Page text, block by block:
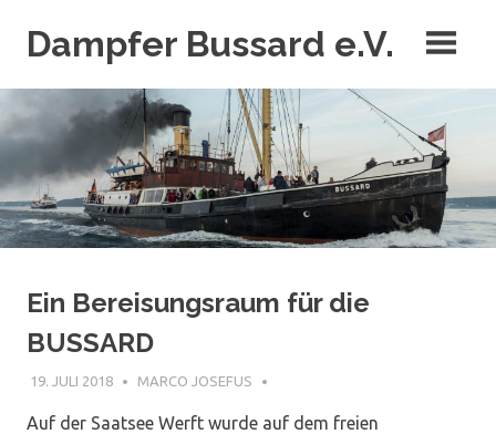
InhaltDampfer Bussard e.V.
Ein Bereisungsraum für die
BUSSARD
19. JULI 2018 MARCO JOSEFUS
Auf der Saatsee Werft wurde auf dem freien